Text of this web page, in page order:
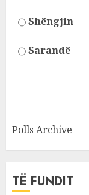
Shëngjin
Sarandë
Polls Archive
TË FUNDIT